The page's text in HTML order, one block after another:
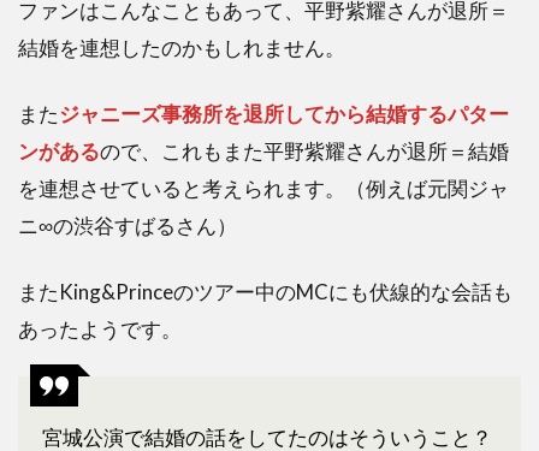
ファンはこんなこともあって、平野紫耀さんが退所＝
結婚を連想したのかもしれません。
またジャニーズ事務所を退所してから結婚するパター
ンがあるので、これもまた平野紫耀さんが退所＝結婚
を連想させていると考えられます。（例えば元関ジャ
ニ∞の渋谷すばるさん）
またKing&Princeのツアー中のMCにも伏線的な会話も
あったようです。
宮城公演で結婚の話をしてたのはそういうこと？